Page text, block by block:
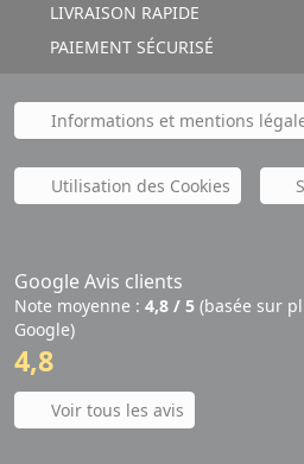
LIVRAISON RAPIDE
PAIEMENT SÉCURISÉ
Informations et mentions
Utilisation des Cookies
Google Avis clients
Note moyenne : 4,8 / 5 (basée sur
Google)
4,8
Voir tous les avis